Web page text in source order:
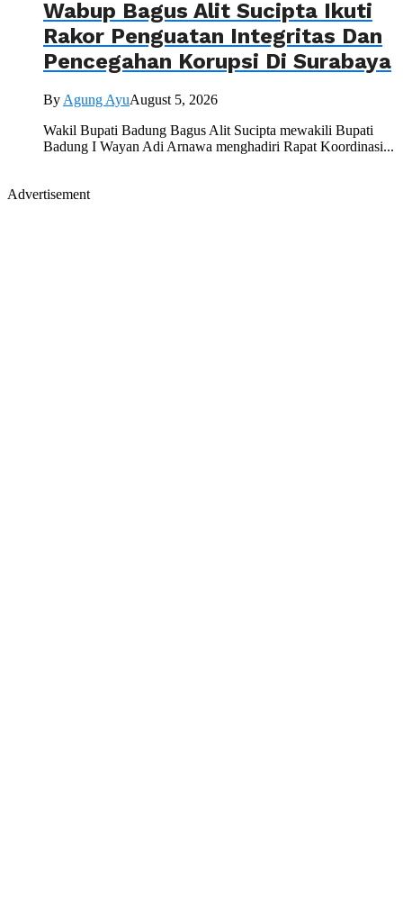
Wabup Bagus Alit Sucipta Ikuti
Rakor Penguatan Integritas Dan
Pencegahan Korupsi Di Surabaya
By Agung AyuAugust 5, 2026
Wakil Bupati Badung Bagus Alit Sucipta mewakili Bupati
Badung I Wayan Adi Arnawa menghadiri Rapat Koordinasi...
Advertisement